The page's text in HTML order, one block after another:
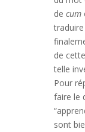
de cum
traduire
de
telle
Pour
faire le
sont